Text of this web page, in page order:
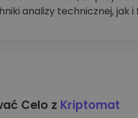
analizy technicznej, jak
Celo z Kriptomat